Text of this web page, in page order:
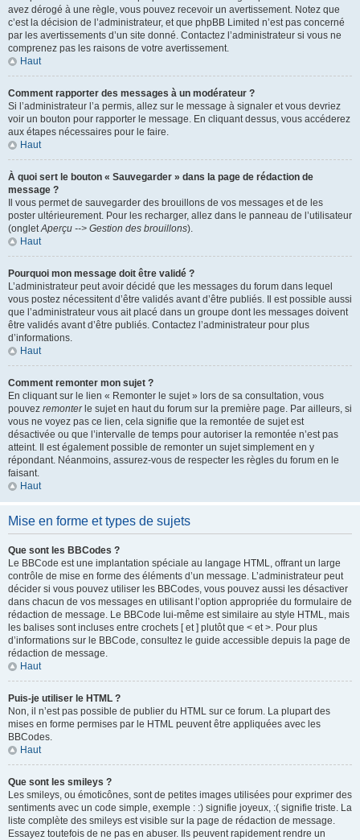
avez dérogé à une règle, vous pouvez recevoir un avertissement. Notez que
c’est la décision de l’administrateur, et que phpBB Limited n’est pas concerné
par les avertissements d’un site donné. Contactez l’administrateur si vous ne
comprenez pas les raisons de votre avertissement.
Haut
Comment rapporter des messages à un modérateur ?
Si l’administrateur l’a permis, allez sur le message à signaler et vous devriez
voir un bouton pour rapporter le message. En cliquant dessus, vous accéderez
aux étapes nécessaires pour le faire.
Haut
À quoi sert le bouton « Sauvegarder » dans la page de rédaction de
message ?
Il vous permet de sauvegarder des brouillons de vos messages et de les
poster ultérieurement. Pour les recharger, allez dans le panneau de l’utilisateur
(ongletAperçu --> Gestion des brouillons).
Haut
Pourquoi mon message doit être validé ?
L’administrateur peut avoir décidé que les messages du forum dans lequel
vous postez nécessitent d’être validés avant d’être publiés. Il est possible aussi
que l’administrateur vous ait placé dans un groupe dont les messages doivent
être validés avant d’être publiés. Contactez l’administrateur pour plus
d’informations.
Haut
Comment remonter mon sujet ?
En cliquant sur le lien « Remonter le sujet » lors de sa consultation, vous
pouvez remonterle sujet en haut du forum sur la première page. Par ailleurs, si
vous ne voyez pas ce lien, cela signifie que la remontée de sujet est
désactivée ou que l’intervalle de temps pour autoriser la remontée n’est pas
atteint. Il est également possible de remonter un sujet simplement en y
répondant. Néanmoins, assurez-vous de respecter les règles du forum en le
faisant.
Haut
Mise en forme et types de sujets
Que sont les BBCodes ?
Le BBCode est une implantation spéciale au langage HTML, offrant un large
contrôle de mise en forme des éléments d’un message. L’administrateur peut
décider si vous pouvez utiliser les BBCodes, vous pouvez aussi les désactiver
dans chacun de vos messages en utilisant l’option appropriée du formulaire de
rédaction de message. Le BBCode lui-même est similaire au style HTML, mais
les balises sont incluses entre crochets [ et ] plutôt que < et >. Pour plus
d’informations sur le BBCode, consultez le guide accessible depuis la page de
rédaction de message.
Haut
Puis-je utiliser le HTML ?
Non, il n’est pas possible de publier du HTML sur ce forum. La plupart des
mises en forme permises par le HTML peuvent être appliquées avec les
BBCodes.
Haut
Que sont les smileys ?
Les smileys, ou émoticônes, sont de petites images utilisées pour exprimer des
sentiments avec un code simple, exemple : :) signifie joyeux, :( signifie triste. La
liste complète des smileys est visible sur la page de rédaction de message.
Essayez toutefois de ne pas en abuser. Ils peuvent rapidement rendre un